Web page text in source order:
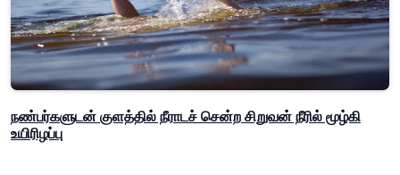
நண்பர்களுடன் குளத்தில் நீராடச் சென்ற சிறுவன் நீரில் மூழ்கி
உயிரிழப்பு